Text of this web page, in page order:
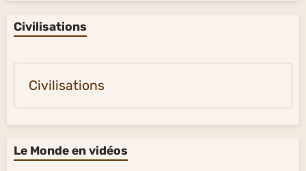
Civilisations
Civilisations
Le Monde en vidéos